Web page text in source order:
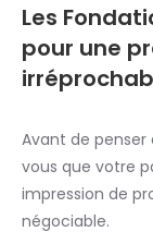
Les
pour une
Avant de
vous que votre
impression de
négociable.